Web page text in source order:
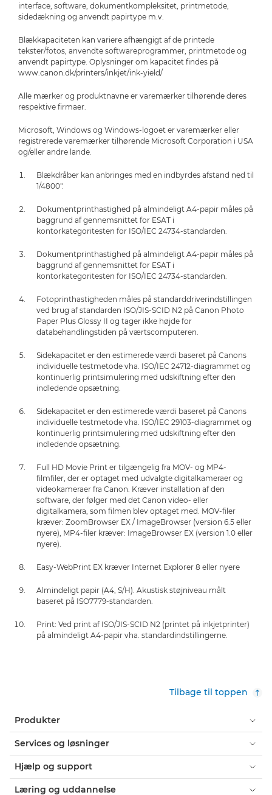
interface, software, dokumentkompleksitet, printmetode,
sidedækning og anvendt papirtype m.v.
Blækkapaciteten kan variere afhængigt af de printede
tekster/fotos, anvendte softwareprogrammer, printmetode og
anvendt papirtype. Oplysninger om kapacitet findes på
www.canon.dk/printers/inkjet/ink-yield/
Alle mærker og produktnavne er varemærker tilhørende deres
respektive firmaer.
Microsoft, Windows og Windows-logoet er varemærker eller
registrerede varemærker tilhørende Microsoft Corporation i USA
og/eller andre lande.
Blækdråber kan anbringes med en indbyrdes afstand ned til
1/4800".
Dokumentprinthastighed på almindeligt A4-papir måles på
baggrund af gennemsnittet for ESAT i
kontorkategoritesten for ISO/IEC 24734-standarden.
Dokumentprinthastighed på almindeligt A4-papir måles på
baggrund af gennemsnittet for ESAT i
kontorkategoritesten for ISO/IEC 24734-standarden.
Fotoprinthastigheden måles på standarddriverindstillingen
ved brug af standarden ISO/JIS-SCID N2 på Canon Photo
Paper Plus Glossy II og tager ikke højde for
databehandlingstiden på værtscomputeren.
Sidekapacitet er den estimerede værdi baseret på Canons
individuelle testmetode vha. ISO/IEC 24712-diagrammet og
kontinuerlig printsimulering med udskiftning efter den
indledende opsætning.
Sidekapacitet er den estimerede værdi baseret på Canons
individuelle testmetode vha. ISO/IEC 29103-diagrammet og
kontinuerlig printsimulering med udskiftning efter den
indledende opsætning.
Full HD Movie Print er tilgængelig fra MOV- og MP4-
filmfiler, der er optaget med udvalgte digitalkameraer og
videokameraer fra Canon. Kræver installation af den
software, der følger med det Canon video- eller
digitalkamera, som filmen blev optaget med. MOV-filer
kræver: ZoomBrowser EX / ImageBrowser (version 6.5 eller
nyere), MP4-filer kræver: ImageBrowser EX (version 1.0 eller
nyere).
Easy-WebPrint EX kræver Internet Explorer 8 eller nyere
Almindeligt papir (A4, S/H). Akustisk støjniveau målt
baseret på ISO7779-standarden.
Print: Ved print af ISO/JIS-SCID N2 (printet på inkjetprinter)
på almindeligt A4-papir vha. standardindstillingerne.
Tilbage til toppen
Produkter
Services og løsninger
Hjælp og support
Læring og uddannelse